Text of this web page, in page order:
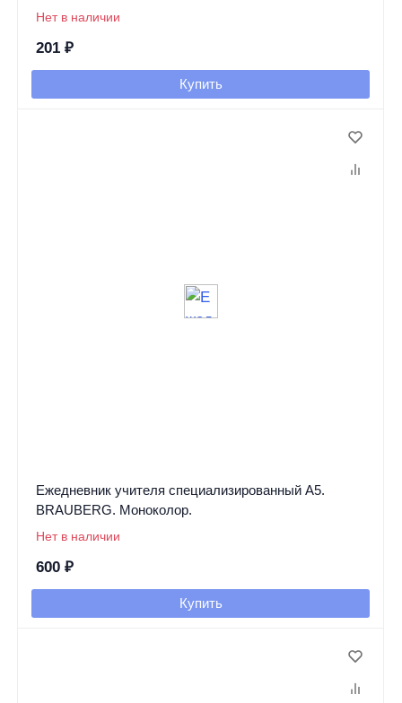
Нет в наличии
201 ₽
Купить
Ежедневник учителя специализированный А5.
BRAUBERG. Моноколор.
Нет в наличии
600 ₽
Купить